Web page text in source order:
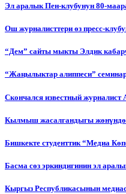
Эл аралык Пен-клубунун 80-
Ош журналисттери өз пресс-
“Дем” сайты мыкты Элдик
“Жаңылыктар алиппеси”
Cкончался известный
Кылмыш жасалгандыгы жөнүндө
Бишкекте студенттик “Медиа
Басма сөз эркиндигинин эл
Кыргыз Республикасынын